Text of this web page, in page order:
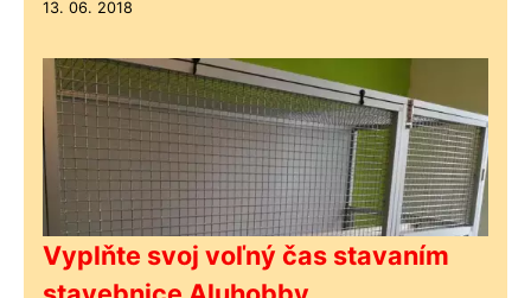
13. 06. 2018
Vyplňte svoj voľný čas stavaním